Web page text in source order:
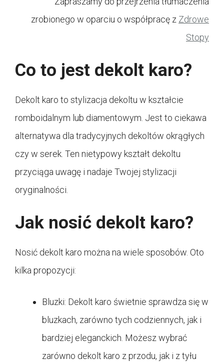
zrobionego w oparciu o współpracę z Zdrowe
Stopy
Co to jest dekolt karo?
Dekolt karo to stylizacja dekoltu w kształcie
romboidalnym lub diamentowym. Jest to ciekawa
alternatywa dla tradycyjnych dekoltów okrągłych
czy w serek. Ten nietypowy kształt dekoltu
przyciąga uwagę i nadaje Twojej stylizacji
oryginalności.
Jak nosić dekolt karo?
Nosić dekolt karo można na wiele sposobów. Oto
kilka propozycji:
Bluzki: Dekolt karo świetnie sprawdza się w
bluzkach, zarówno tych codziennych, jak i
bardziej eleganckich. Możesz wybrać
zarówno dekolt karo z przodu, jak i z tyłu